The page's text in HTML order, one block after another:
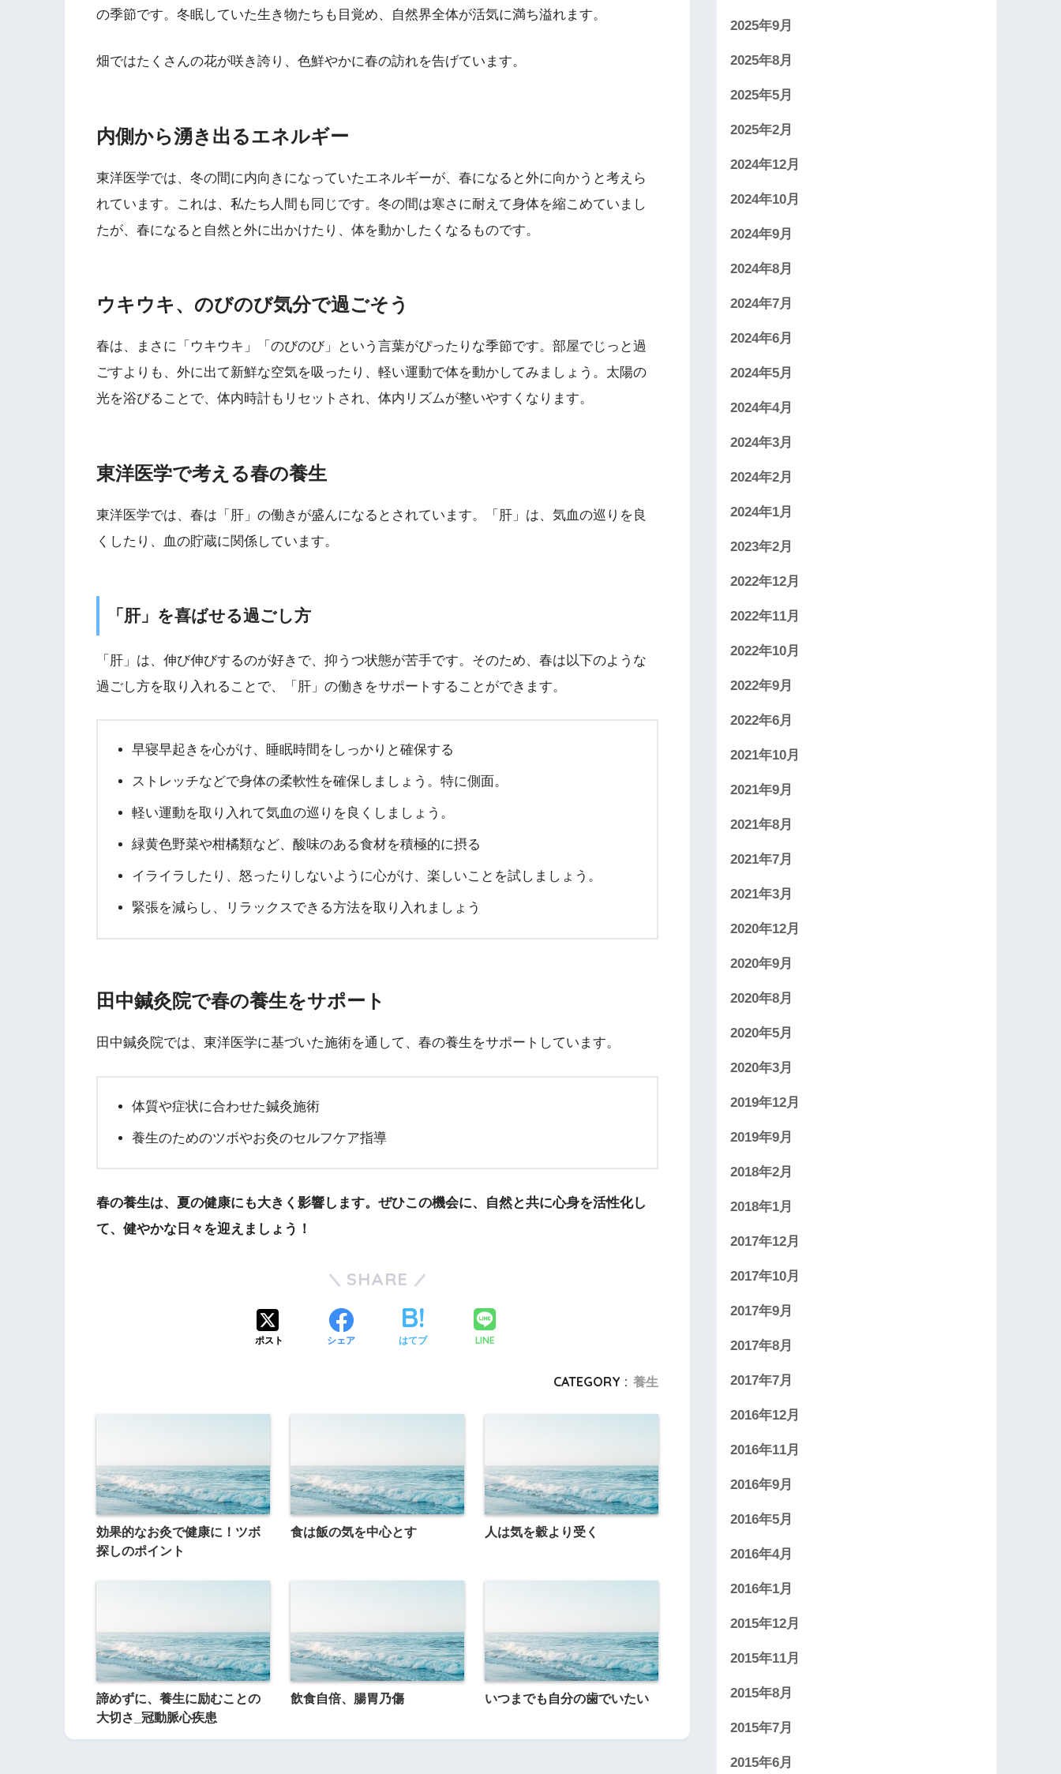
の季節です。冬眠していた生き物たちも目覚め、自然界全体が活気に満ち溢れます。
畑ではたくさんの花が咲き誇り、色鮮やかに春の訪れを告げています。
内側から湧き出るエネルギー
東洋医学では、冬の間に内向きになっていたエネルギーが、春になると外に向かうと考えら
れています。これは、私たち人間も同じです。冬の間は寒さに耐えて身体を縮こめていまし
たが、春になると自然と外に出かけたり、体を動かしたくなるものです。
ウキウキ、のびのび気分で過ごそう
春は、まさに「ウキウキ」「のびのび」という言葉がぴったりな季節です。部屋でじっと過
ごすよりも、外に出て新鮮な空気を吸ったり、軽い運動で体を動かしてみましょう。太陽の
光を浴びることで、体内時計もリセットされ、体内リズムが整いやすくなります。
東洋医学で考える春の養生
東洋医学では、春は「肝」の働きが盛んになるとされています。「肝」は、気血の巡りを良
くしたり、血の貯蔵に関係しています。
「肝」を喜ばせる過ごし方
「肝」は、伸び伸びするのが好きで、抑うつ状態が苦手です。そのため、春は以下のような
過ごし方を取り入れることで、「肝」の働きをサポートすることができます。
早寝早起きを心がけ、睡眠時間をしっかりと確保する
ストレッチなどで身体の柔軟性を確保しましょう。特に側面。
軽い運動を取り入れて気血の巡りを良くしましょう。
緑黄色野菜や柑橘類など、酸味のある食材を積極的に摂る
イライラしたり、怒ったりしないように心がけ、楽しいことを試しましょう。
緊張を減らし、リラックスできる方法を取り入れましょう
田中鍼灸院で春の養生をサポート
田中鍼灸院では、東洋医学に基づいた施術を通して、春の養生をサポートしています。
体質や症状に合わせた鍼灸施術
養生のためのツボやお灸のセルフケア指導
春の養生は、夏の健康にも大きく影響します。ぜひこの機会に、自然と共に心身を活性化し
て、健やかな日々を迎えましょう！
SHARE
ポスト シェア はてブ LINE
CATEGORY : 養生
効果的なお灸で健康に！ツボ
探しのポイント
食は飯の気を中心とす 人は気を穀より受く
諦めずに、養生に励むことの
大切さ_冠動脈心疾患
飲食自倍、腸胃乃傷 いつまでも自分の歯でいたい
2025年9月
2025年8月
2025年5月
2025年2月
2024年12月
2024年10月
2024年9月
2024年8月
2024年7月
2024年6月
2024年5月
2024年4月
2024年3月
2024年2月
2024年1月
2023年2月
2022年12月
2022年11月
2022年10月
2022年9月
2022年6月
2021年10月
2021年9月
2021年8月
2021年7月
2021年3月
2020年12月
2020年9月
2020年8月
2020年5月
2020年3月
2019年12月
2019年9月
2018年2月
2018年1月
2017年12月
2017年10月
2017年9月
2017年8月
2017年7月
2016年12月
2016年11月
2016年9月
2016年5月
2016年4月
2016年1月
2015年12月
2015年11月
2015年8月
2015年7月
2015年6月